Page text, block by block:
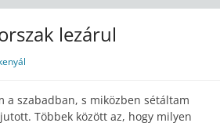
lezárul
a szabadban, s miközben sétáltam
Többek között az, hogy milyen